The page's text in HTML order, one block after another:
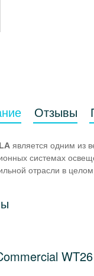
Отзывы
является одним из
системах
отрасли в